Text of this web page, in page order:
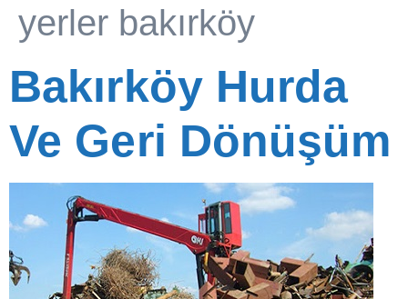
yerler bakırköy
Bakırköy Hurda
Ve Geri Dönüşüm